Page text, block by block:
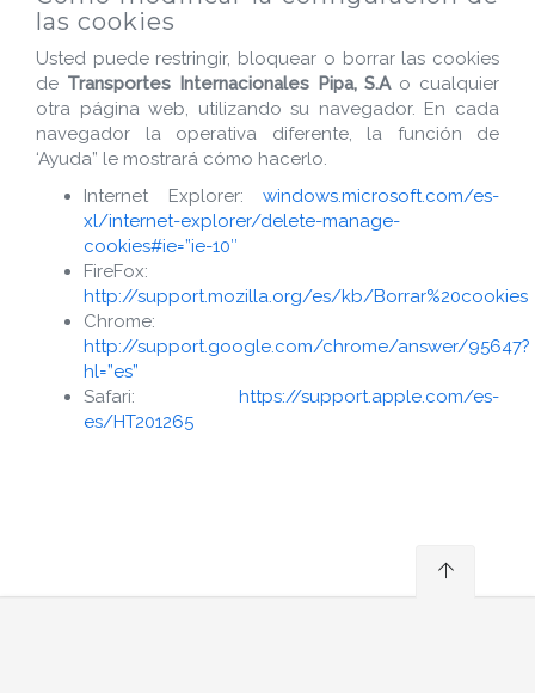
las cookies
Usted puede restringir, bloquear o borrar las cookies
de Transportes Internacionales Pipa, S.Ao cualquier
otra página web, utilizando su navegador. En cada
navegador la operativa diferente, la función de
‘Ayuda” le mostrará cómo hacerlo.
Internet Explorer: windows.microsoft.com/es-
xl/internet-explorer/delete-manage-
cookies#ie=”ie-10″
FireFox:
http://support.mozilla.org/es/kb/Borrar%20cookies
Chrome:
http://support.google.com/chrome/answer/95647?
hl=”es”
Safari: https://support.apple.com/es-
es/HT201265